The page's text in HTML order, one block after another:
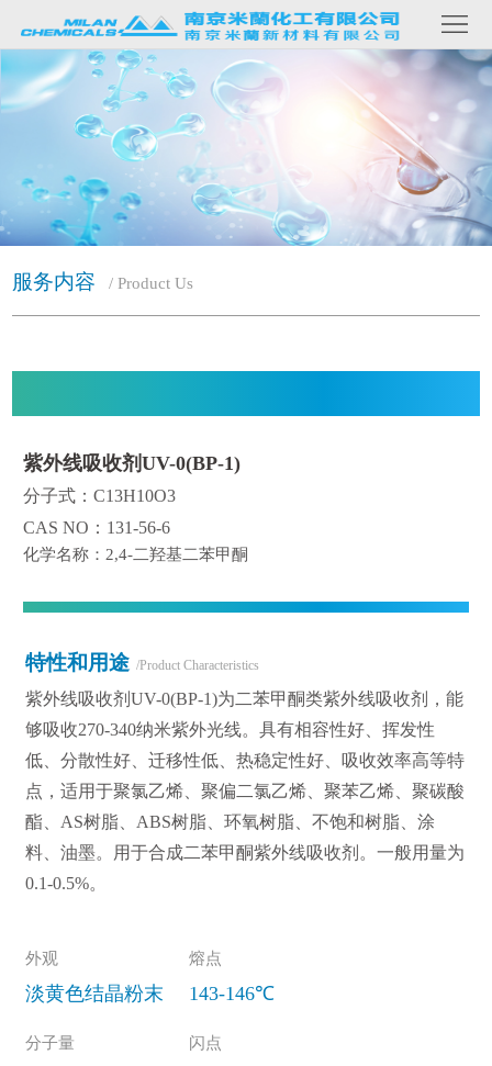
站
关
们
内
容
户
案
新
闻
讯
联
我
服务内容 / Product Us
紫外线吸收剂UV-0(BP-1)
分子式：C13H10O3
CAS NO：131-56-6
化学名称：2,4-二羟基二苯甲酮
特性和用途 /Product Characteristics
紫外线吸收剂UV-0(BP-1)为二苯甲酮类紫外线吸收剂，能
够吸收270-340纳米紫外光线。具有相容性好、挥发性
低、分散性好、迁移性低、热稳定性好、吸收效率高等特
点，适用于聚氯乙烯、聚偏二氯乙烯、聚苯乙烯、聚碳酸
酯、AS树脂、ABS树脂、环氧树脂、不饱和树脂、涂
料、油墨。用于合成二苯甲酮紫外线吸收剂。一般用量为
0.1-0.5%。
外观
淡黄色结晶粉末
分子量
熔点
143-146℃
闪点